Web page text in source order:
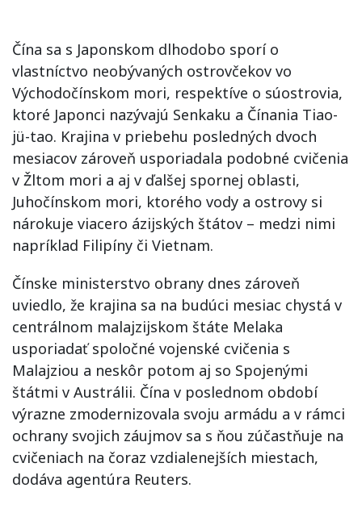
Čína sa s Japonskom dlhodobo sporí o
vlastníctvo neobývaných ostrovčekov vo
Východočínskom mori, respektíve o súostrovia,
ktoré Japonci nazývajú Senkaku a Čínania Tiao-
jü-tao. Krajina v priebehu posledných dvoch
mesiacov zároveň usporiadala podobné cvičenia
v Žltom mori a aj v ďalšej spornej oblasti,
Juhočínskom mori, ktorého vody a ostrovy si
nárokuje viacero ázijských štátov – medzi nimi
napríklad Filipíny či Vietnam.
Čínske ministerstvo obrany dnes zároveň
uviedlo, že krajina sa na budúci mesiac chystá v
centrálnom malajzijskom štáte Melaka
usporiadať spoločné vojenské cvičenia s
Malajziou a neskôr potom aj so Spojenými
štátmi v Austrálii. Čína v poslednom období
výrazne zmodernizovala svoju armádu a v rámci
ochrany svojich záujmov sa s ňou zúčastňuje na
cvičeniach na čoraz vzdialenejších miestach,
dodáva agentúra Reuters.